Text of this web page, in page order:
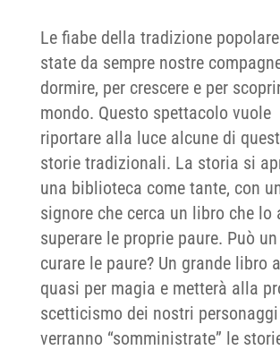
Le fiabe della tradizione
state da sempre nostre
dormire, per crescere e per
mondo. Questo spettacolo vuole
riportare alla luce alcune di
storie tradizionali. La storia si
una biblioteca come tante, con
signore che cerca un libro che lo
superare le proprie paure. Può
curare le paure? Un grande libro
quasi per magia e metterà alla
scetticismo dei nostri
verranno “somministrate” le